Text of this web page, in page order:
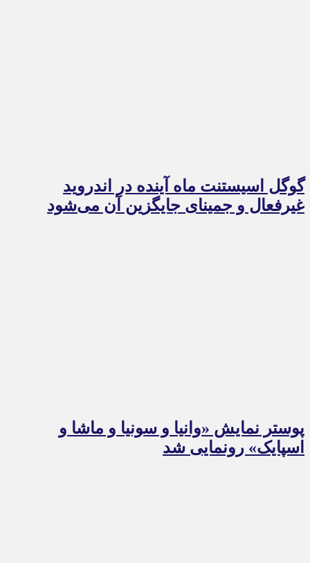
گوگل اسیستنت ماه آینده در اندروید
غیرفعال و جمینای جایگزین آن می‌شود
پوستر نمایش «وانیا و سونیا و ماشا و
اسپایک» رونمایی شد